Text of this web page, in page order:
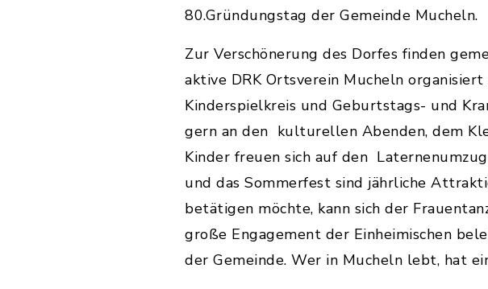
80.Gründungstag der Gemeinde Mucheln.
Zur Verschönerung des Dorfes finden
aktive DRK Ortsverein Mucheln
Kinderspielkreis und Geburtstags- und
gern an den kulturellen Abenden, dem
Kinder freuen sich auf den
und das Sommerfest sind jährliche
betätigen möchte, kann sich der
große Engagement der Einheimischen
der Gemeinde. Wer in Mucheln lebt, hat